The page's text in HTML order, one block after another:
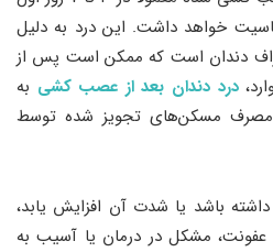
خواهد داشت. این درد به دلیل
دندان است که ممکن است پس از
درد دندان بعد از عصب کشی به
مصرف مسکن‌های تجویز شده توسط
باشد یا شدت آن افزایش یابد،
مشکل در درمان یا آسیب به